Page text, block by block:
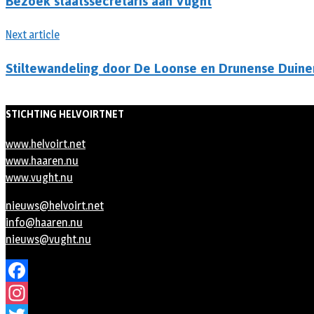
Next article
Stiltewandeling door De Loonse en Drunense
STICHTING HELVOIRTNET
www.helvoirt.net
www.haaren.nu
www.vught.nu
nieuws@helvoirt.net
info@haaren.nu
nieuws@vught.nu
Facebook